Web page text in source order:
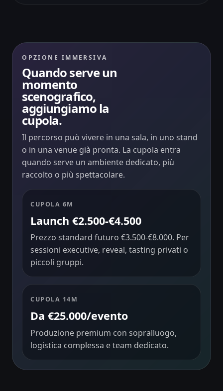
OPZIONE IMMERSIVA
Quando serve un
momento
scenografico,
aggiungiamo la
cupola.
Il percorso può vivere in una sala, in uno stand
o in una venue già pronta. La cupola entra
quando serve un ambiente dedicato, più
raccolto o più spettacolare.
CUPOLA 6M
Launch €2.500-€4.500
Prezzo standard futuro €3.500-€8.000. Per
sessioni executive, reveal, tasting privati o
piccoli gruppi.
CUPOLA 14M
Da €25.000/evento
Produzione premium con sopralluogo,
logistica complessa e team dedicato.